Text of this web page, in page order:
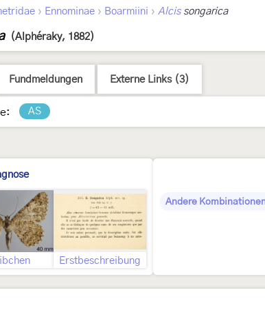
› Ennominae › Boarmiini › Alcissongarica
(Alphéraky, 1882)
Fundmeldungen Externe Links (3)
AS
Erstbeschreibung
Andere